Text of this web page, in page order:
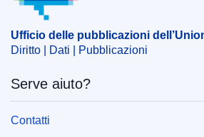
Ufficio delle pubblicazioni
Diritto | Dati | Pubblicazioni
Serve aiuto?
Contatti